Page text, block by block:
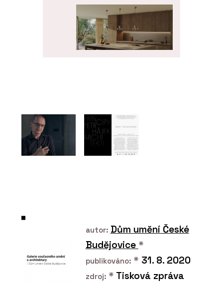
autor: Dům umění České
Budějovice *
publikováno: * 31. 8. 2020
zdroj: * Tisková zpráva